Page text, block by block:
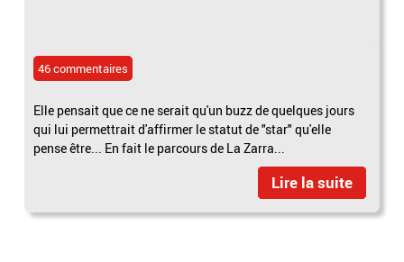
46 commentaires
Elle pensait que ce ne serait qu'un buzz de quelques jours
qui lui permettrait d'affirmer le statut de "star" qu'elle
pense être... En fait le parcours de La Zarra...
Lire la suite